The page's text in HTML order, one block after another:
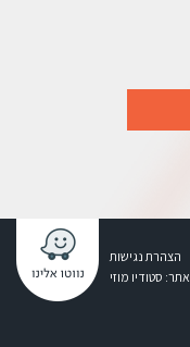
הצהרת נגישות
אתר: סטודיו מוזי